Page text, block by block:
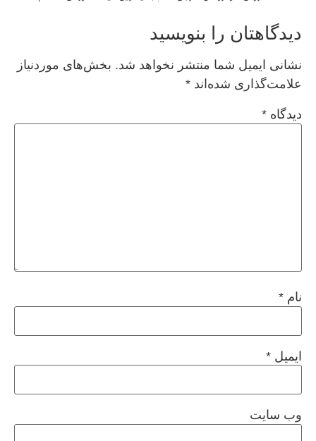
دیدگاهتان را بنویسید
نشانی ایمیل شما منتشر نخواهد شد. بخش‌های موردنیاز
علامت‌گذاری شده‌اند *
دیدگاه *
نام *
ایمیل *
وب‌ سایت